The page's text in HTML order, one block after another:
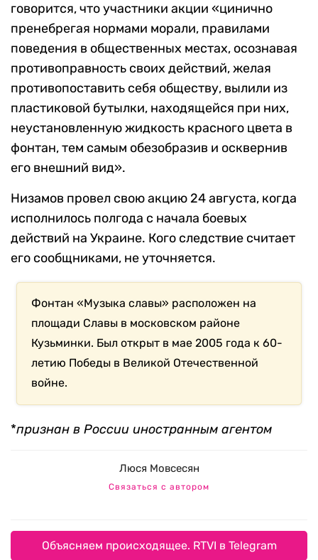
говорится, что участники акции «цинично
пренебрегая нормами морали, правилами
поведения в общественных местах, осознавая
противоправность своих действий, желая
противопоставить себя обществу, вылили из
пластиковой бутылки, находящейся при них,
неустановленную жидкость красного цвета в
фонтан, тем самым обезобразив и осквернив
его внешний вид».
Низамов провел свою акцию 24 августа, когда
исполнилось полгода с начала боевых
действий на Украине. Кого следствие считает
его сообщниками, не уточняется.
Фонтан «Музыка славы» расположен на
площади Славы в московском районе
Кузьминки. Был открыт в мае 2005 года к 60-
летию Победы в Великой Отечественной
войне.
*признан в России иностранным агентом
Люся Мовсесян
Связаться с автором
Объясняем происходящее. RTVI в Telegram